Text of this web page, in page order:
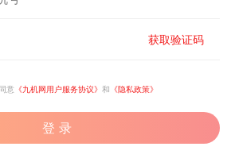
获取验证码
意 《九机网用户服务协议》 和 《隐私政策》
登 录